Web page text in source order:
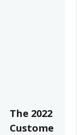
The 2022
Custome